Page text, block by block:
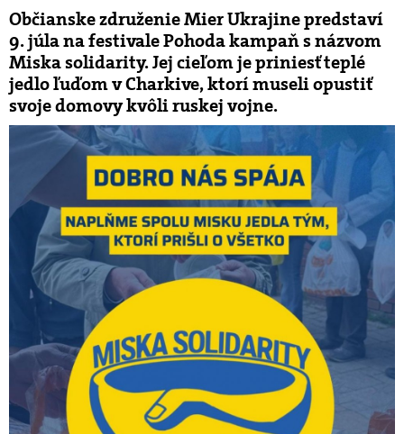
Občianske združenie Mier Ukrajine predstaví
9. júla na festivale Pohoda kampaň s názvom
Miska solidarity. Jej cieľom je priniesť teplé
jedlo ľuďom v Charkive, ktorí museli opustiť
svoje domovy kvôli ruskej vojne.